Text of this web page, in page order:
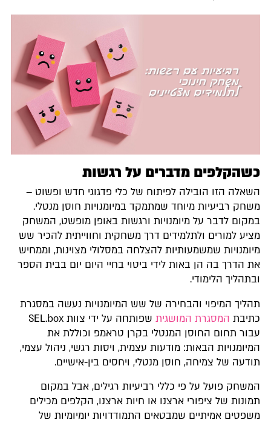
כשהקלפים מדברים על רגשות
השאלה הזו הובילה לפיתוח של כלי פדגוגי חדש ופשוט –
משחק רביעיות מיוחד שמתמקד במיומנויות חוסן מנטלי.
במקום לדבר על מיומנויות ורגשות באופן מופשט, המשחק
מציע למורים ולתלמידים דרך משחקית וחווייתית להכיר שש
מיומנויות שמשמעותיות להצלחה במסלולי מצוינות, וממחיש
את הדרך בה הן באות לידי ביטוי בחיי היום יום בבית הספר
ובתהליך הלימודי.
תהליך המיפוי והבחירה של שש המיומנויות נעשה במסגרת
כתיבת המסגרת המושגית
שפותחה על ידי צוות SEL.box
עבור תחום החוסן המנטלי בקרן טראמפ וכוללת את
המיומנויות הבאות: מודעות עצמית, ויסות רגשי, ניהול עצמי,
תודעה של צמיחה, חוסן מנטלי, ויחסים בין-אישיים.
המשחק פועל על פי כללי רביעיות רגילים, אבל במקום
תמונות של ציפורי ארצנו או חיות ארצנו, הקלפים מכילים
משפטים אמיתיים שמבטאים התמודדויות יומיומיות של